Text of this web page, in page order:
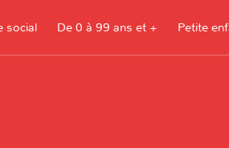
social De 0 à 99 ans et + Petite